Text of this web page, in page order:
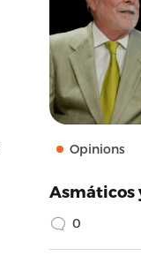
Opinions
Asmáticos
0